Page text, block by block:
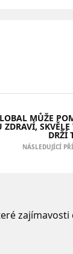
MŮŽE
ZDRAVÍ, SKVĚLE
DRŽÍ
NÁSLEDUJÍCÍ